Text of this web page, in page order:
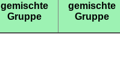
gemischte
Gruppe
gemischte
Gruppe